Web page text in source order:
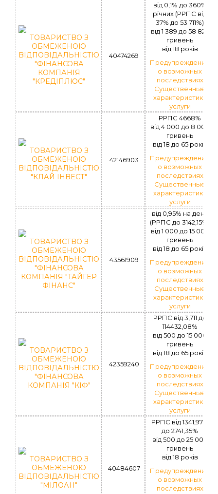
ТОВАРИСТВО З
ОБМЕЖЕНОЮ
ВІДПОВІДАЛЬНІСТЮ
"ФІНАНСОВА
КОМПАНІЯ
"КРЕДІПЛЮС"
40474269
від 0,1% до 360%
річних (РРПС від
37% до 53 711%)
вiд 1 389 до 58 824
гривень
вiд 18 рокiв
Предупреждение
о возможных
последствиях
Существенные
характеристики
услуги
ТОВАРИСТВО З
ОБМЕЖЕНОЮ
ВІДПОВІДАЛЬНІСТЮ
"КЛАЙ ІНВЕСТ"
42146903
РРПС 4668%
вiд 4 000 до 8 000
гривень
вiд 18 до 65 рокiв
Предупреждение
о возможных
последствиях
Существенные
характеристики
услуги
ТОВАРИСТВО З
ОБМЕЖЕНОЮ
ВІДПОВІДАЛЬНІСТЮ
"ФІНАНСОВА
КОМПАНІЯ "ТАЙГЕР
ФІНАНС"
43561909
від 0,95% на день
(РРПС до 3142,15%)
вiд 1 000 до 15 000
гривень
вiд 18 до 65 рокiв
Предупреждение
о возможных
последствиях
Существенные
характеристики
услуги
ТОВАРИСТВО З
ОБМЕЖЕНОЮ
ВІДПОВІДАЛЬНІСТЮ
"ФІНАНСОВА
КОМПАНІЯ "КІФ"
42359240
РРПС вiд 3,711 до
114432,08%
вiд 500 до 15 000
гривень
вiд 18 до 65 рокiв
Предупреждение
о возможных
последствиях
Существенные
характеристики
услуги
ТОВАРИСТВО З
ОБМЕЖЕНОЮ
ВІДПОВІДАЛЬНІСТЮ
"МІЛОАН"
40484607
РРПС від 1341,97%
до 2741,35%
вiд 500 до 25 000
гривень
вiд 18 рокiв
Предупреждение
о возможных
последствиях